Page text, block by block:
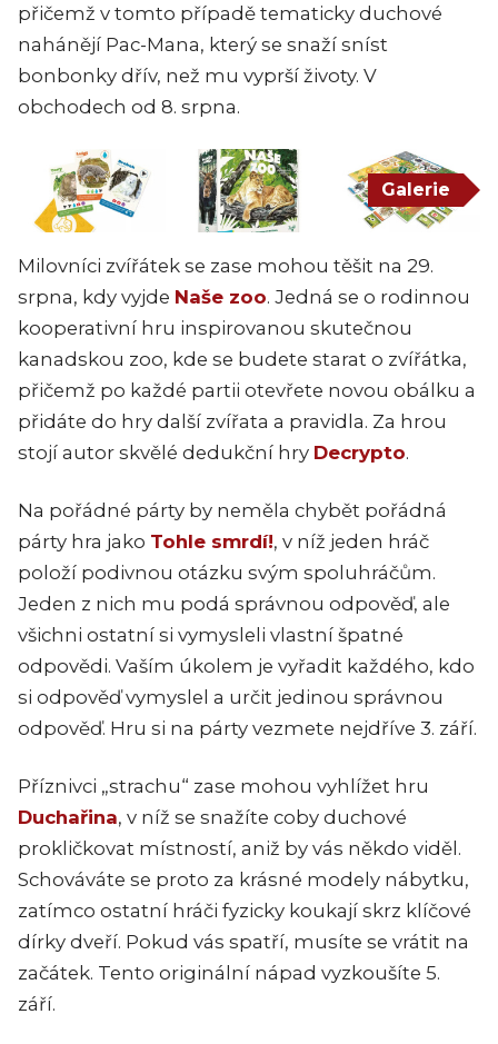
přičemž v tomto případě tematicky duchové
nahánějí Pac-Mana, který se snaží sníst
bonbonky dřív, než mu vyprší životy. V
obchodech od 8. srpna.
Galerie
Milovníci zvířátek se zase mohou těšit na 29.
srpna, kdy vyjde Naše zoo. Jedná se o rodinnou
kooperativní hru inspirovanou skutečnou
kanadskou zoo, kde se budete starat o zvířátka,
přičemž po každé partii otevřete novou obálku a
přidáte do hry další zvířata a pravidla. Za hrou
stojí autor skvělé dedukční hry Decrypto.
Na pořádné párty by neměla chybět pořádná
párty hra jako Tohle smrdí!, v níž jeden hráč
položí podivnou otázku svým spoluhráčům.
Jeden z nich mu podá správnou odpověď, ale
všichni ostatní si vymysleli vlastní špatné
odpovědi. Vaším úkolem je vyřadit každého, kdo
si odpověď vymyslel a určit jedinou správnou
odpověď. Hru si na párty vezmete nejdříve 3. září.
Příznivci „strachu“ zase mohou vyhlížet hru
Duchařina, v níž se snažíte coby duchové
prokličkovat místností, aniž by vás někdo viděl.
Schováváte se proto za krásné modely nábytku,
zatímco ostatní hráči fyzicky koukají skrz klíčové
dírky dveří. Pokud vás spatří, musíte se vrátit na
začátek. Tento originální nápad vyzkoušíte 5.
září.